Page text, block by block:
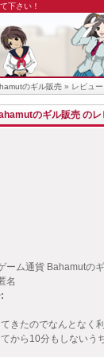
下さい！
のギル販売 » レビュー
のギル販売 のレ
ーム通貨 Bahamutの
名
きたのでなんとなく
から10分もしないう